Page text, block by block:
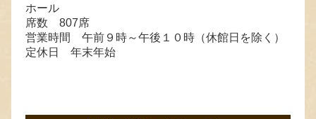
ホール
席数 807席
営業時間 午前９時～午後１０時（休館日を除く）
定休日 年末年始